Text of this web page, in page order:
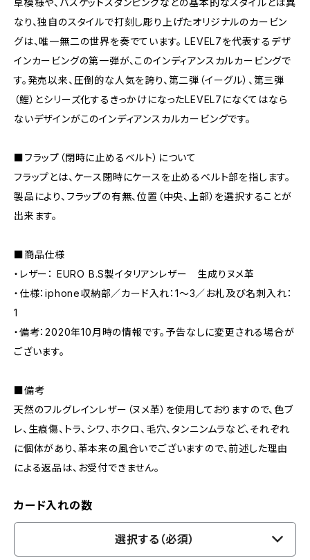
草模様や、バスケットスタンピングなどの基本的なスタイルとは異
なり、独自のスタイルで打刻し彫り上げたオリジナルのカービン
グは、唯一無二の世界を奏でています。 LEVEL7を代表するデザ
インカービングの第一弾が、このインディアンスカルカービングで
す。発売以来、圧倒的な人気を誇り、第二弾（イーグル）、第三弾
（鯉）とシリーズ化するきっかけになったLEVEL7になくてはなら
ないデザインがこのインディアンスカルカービングです。
■フラップ（閉時に止めるベルト）について
フラップとは、ケース閉時にケースを止めるベルト部を指します。
製品により、フラップの有無、位置（中央、上部）を選択することが
出来ます。
■商品仕様
・レザー： EURO B.S製イタリアンレザー 生成りヌメ革
・仕様：iphone収納部／カード入れ：1～3／お札及び名刺入れ：
1
・備考：2020年10月時の情報です。予告なしに変更される場合が
ございます。
■備考
天然のフルグレインレザー（ヌメ革）を使用しておりますので、色ブ
レ、生痕傷、トラ、シワ、ホクロ、毛穴、タンニンムラなど、それぞれ
に個体があり、革本来の風合いでございますので、前述した理由
による返品は、お受付できません。
カード入れの数
選択する（必須）